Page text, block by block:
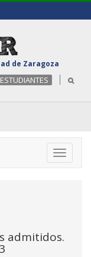
de Zaragoza
ESTUDIANTES
Toggle
admitidos.